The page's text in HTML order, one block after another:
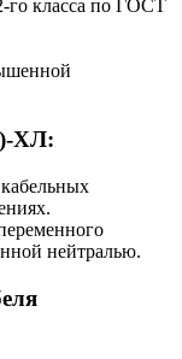
го класса по ГОСТ
ХЛ:
нейтралью.